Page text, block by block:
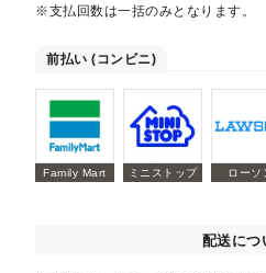
※支払回数は一括のみとなります。
前払い (コンビニ)
Family Mart ミニストップ ローソ
配送につ